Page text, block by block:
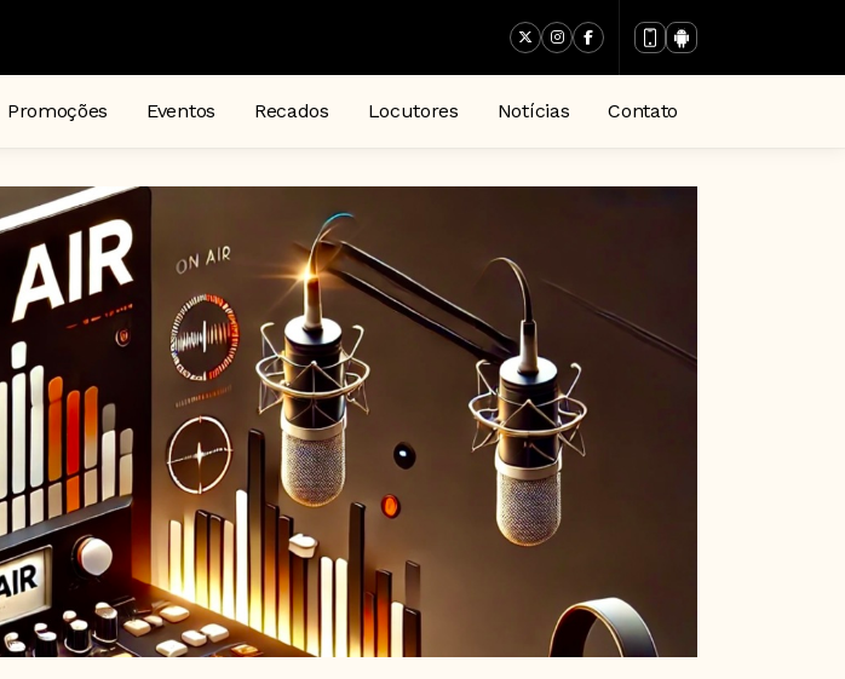
Promoções Eventos Recados Locutores Notícias Contato